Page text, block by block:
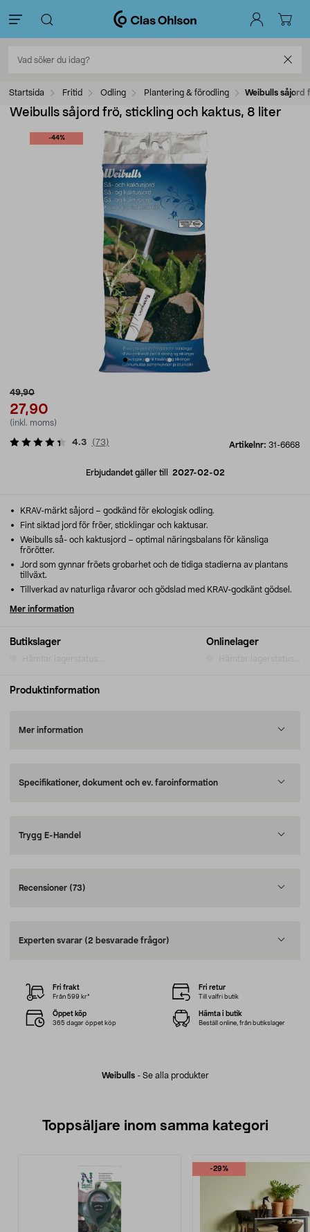
Startsida Fritid Odling Plantering & förodling Weibulls såjord
Weibulls såjord frö, stickling och kaktus, 8 liter
-44%
49,90
27,90
(inkl. moms)
Artikelnr: 31-6668
4.3 (73)
Erbjudandet gäller till 2027-02-02
Butikslager Onlinelager
KRAV-märkt såjord – godkänd för ekologisk odling.
Fint siktad jord för fröer, sticklingar och kaktusar.
Weibulls så- och kaktusjord – optimal näringsbalans för känsliga
frörötter.
Jord som gynnar fröets grobarhet och de tidiga stadierna av plantans
tillväxt.
Tillverkad av naturliga råvaror och gödslad med KRAV-godkänt gödsel.
Mer information
Produktinformation
Mer information
Specifikationer, dokument och ev. faroinformation
Trygg E-Handel
Recensioner (73)
Experten svarar (2 besvarade frågor)
Weibulls- Se alla produkter
Fri frakt
Från 599 kr*
Fri retur
Till valfri butik
Öppet köp
365 dagar öppet köp
Hämta i butik
Beställ online, från butikslager
Toppsäljare inom samma kategori
-29%